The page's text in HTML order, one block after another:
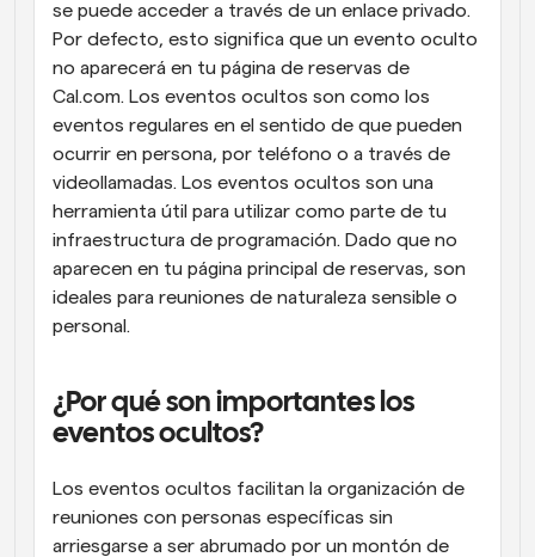
se puede acceder a través de un enlace privado.
Por defecto, esto significa que un evento oculto
no aparecerá en tu página de reservas de
Cal.com. Los eventos ocultos son como los
eventos regulares en el sentido de que pueden
ocurrir en persona, por teléfono o a través de
videollamadas. Los eventos ocultos son una
herramienta útil para utilizar como parte de tu
infraestructura de programación. Dado que no
aparecen en tu página principal de reservas, son
ideales para reuniones de naturaleza sensible o
personal.
¿Por qué son importantes los
eventos ocultos?
Los eventos ocultos facilitan la organización de
reuniones con personas específicas sin
arriesgarse a ser abrumado por un montón de